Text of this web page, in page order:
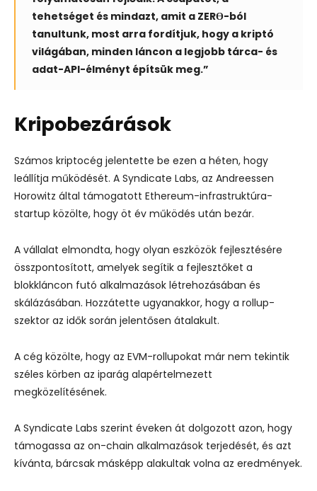
tehetséget és mindazt, amit a ZERϴ-ból
tanultunk, most arra fordítjuk, hogy a kriptó
világában, minden láncon a legjobb tárca- és
adat-API-élményt építsük meg.”
Kripobezárások
Számos kriptocég jelentette be ezen a héten, hogy
leállítja működését. A Syndicate Labs, az Andreessen
Horowitz által támogatott Ethereum-infrastruktúra-
startup közölte, hogy öt év működés után bezár.
A vállalat elmondta, hogy olyan eszközök fejlesztésére
összpontosított, amelyek segítik a fejlesztőket a
blokkláncon futó alkalmazások létrehozásában és
skálázásában. Hozzátette ugyanakkor, hogy a rollup-
szektor az idők során jelentősen átalakult.
A cég közölte, hogy az EVM-rollupokat már nem tekintik
széles körben az iparág alapértelmezett
megközelítésének.
A Syndicate Labs szerint éveken át dolgozott azon, hogy
támogassa az on-chain alkalmazások terjedését, és azt
kívánta, bárcsak másképp alakultak volna az eredmények.